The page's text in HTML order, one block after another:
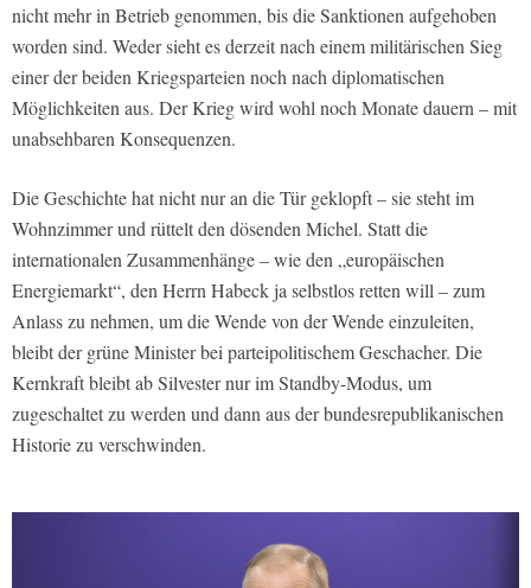
nicht mehr in Betrieb genommen, bis die Sanktionen aufgehoben
worden sind. Weder sieht es derzeit nach einem militärischen Sieg
einer der beiden Kriegsparteien noch nach diplomatischen
Möglichkeiten aus. Der Krieg wird wohl noch Monate dauern – mit
unabsehbaren Konsequenzen.
Die Geschichte hat nicht nur an die Tür geklopft – sie steht im
Wohnzimmer und rüttelt den dösenden Michel. Statt die
internationalen Zusammenhänge – wie den „europäischen
Energiemarkt“, den Herrn Habeck ja selbstlos retten will – zum
Anlass zu nehmen, um die Wende von der Wende einzuleiten,
bleibt der grüne Minister bei parteipolitischem Geschacher. Die
Kernkraft bleibt ab Silvester nur im Standby-Modus, um
zugeschaltet zu werden und dann aus der bundesrepublikanischen
Historie zu verschwinden.